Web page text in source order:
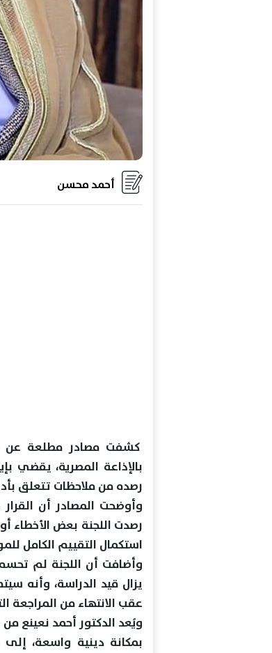
أحمد محسن
كشفت مصادر مطلعة عن
بالإذاعة المصرية، يقضي
رصده من ملاحظات تتعلق
وأوضحت المصادر أن
رصدت اللجنة بعض الأخطاء
استكمال التقييم الكامل
وأضافت أن اللجنة لم تحسم
يزال قيد الدراسة، وأنه
عقب الانتهاء من المراجعة
ويُعد الدكتور أحمد نعينع
بمكانة دينية واسعة، إلى